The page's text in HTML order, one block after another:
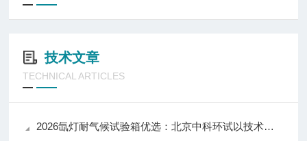
技术文章
TECHNICAL ARTICLES
2026氙灯耐气候试验箱优选：北京中科环试以技术实力推动行业应用升级